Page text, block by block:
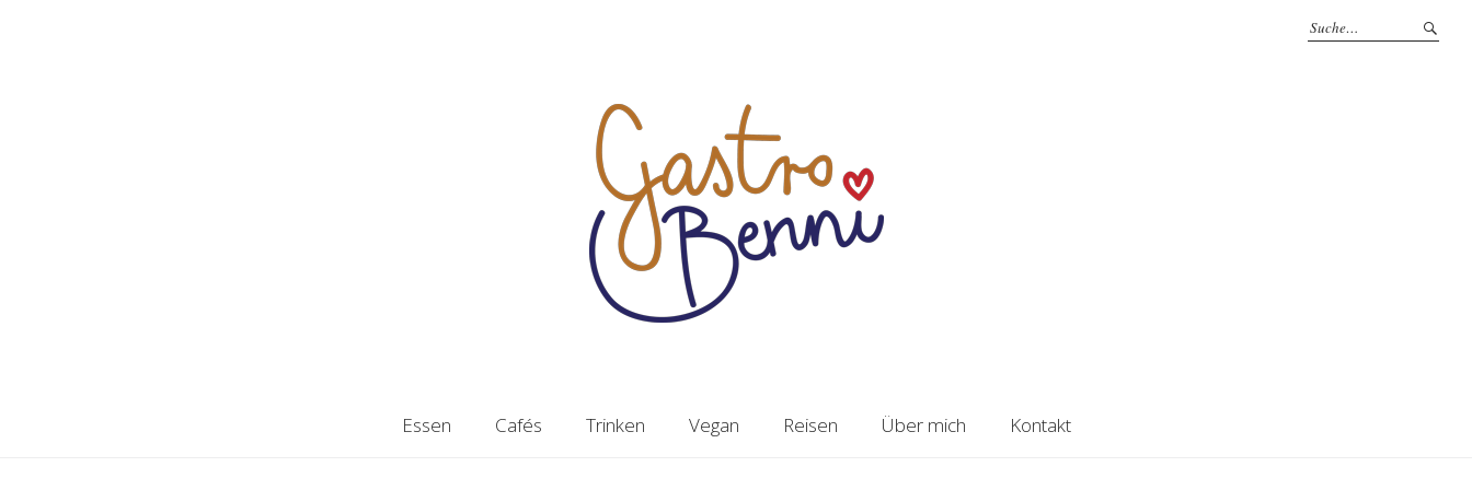
Essen Cafés Trinken Vegan Reisen Über mich Kontakt